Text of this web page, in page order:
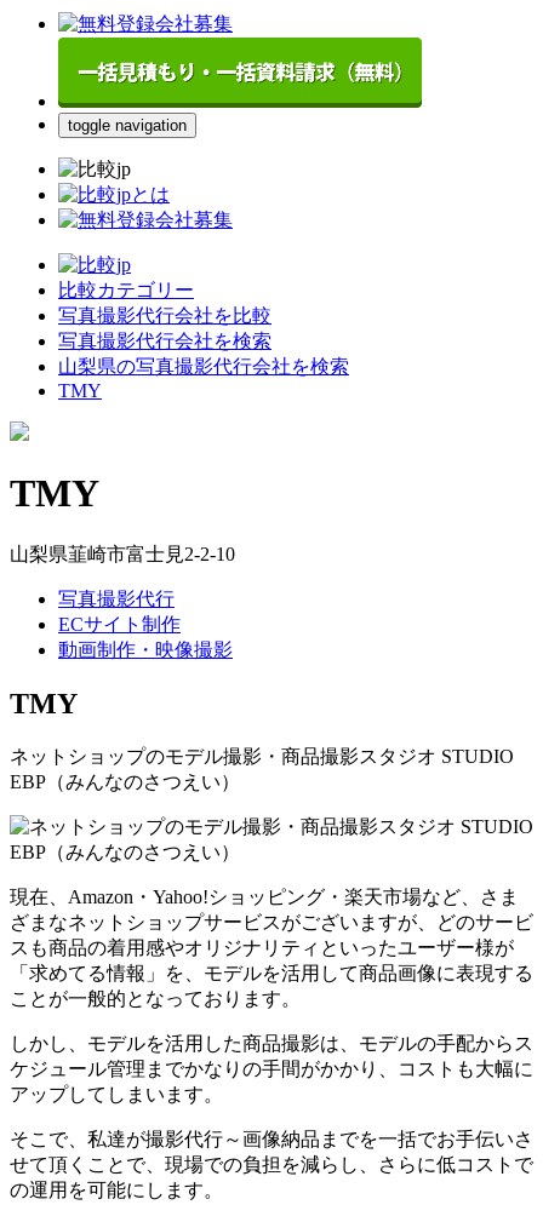
toggle navigation
比較カテゴリー
写真撮影代行会社を比較
写真撮影代行会社を検索
山梨県の写真撮影代行会社を検索
TMY
TMY
山梨県韮崎市富士見2-2-10
写真撮影代行
ECサイト制作
動画制作・映像撮影
TMY
ネットショップのモデル撮影・商品撮影スタジオ STUDIO
EBP（みんなのさつえい）
現在、Amazon・Yahoo!ショッピング・楽天市場など、さま
ざまなネットショップサービスがございますが、どのサービ
スも商品の着用感やオリジナリティといったユーザー様が
「求めてる情報」を、モデルを活用して商品画像に表現する
ことが一般的となっております。
しかし、モデルを活用した商品撮影は、モデルの手配からス
ケジュール管理までかなりの手間がかかり、コストも大幅に
アップしてしまいます。
そこで、私達が撮影代行～画像納品までを一括でお手伝いさ
せて頂くことで、現場での負担を減らし、さらに低コストで
の運用を可能にします。